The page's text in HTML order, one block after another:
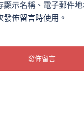
顯示名稱、電子郵件
佈留言時使用。